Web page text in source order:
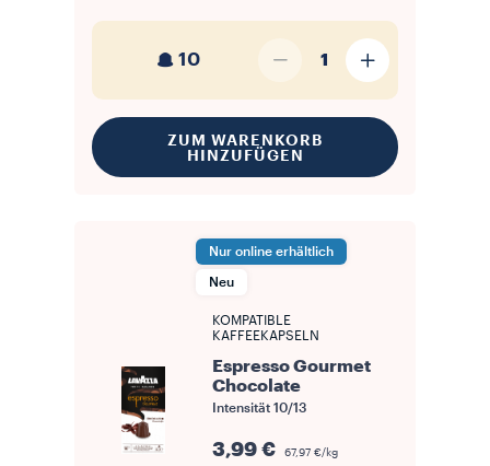
10 1
ZUM WARENKORB
HINZUFÜGEN
Nur online erhältlich
Neu
KOMPATIBLE
KAFFEEKAPSELN
Espresso Gourmet
Chocolate
Intensität 10/13
3,99 € 67,97 €/kg